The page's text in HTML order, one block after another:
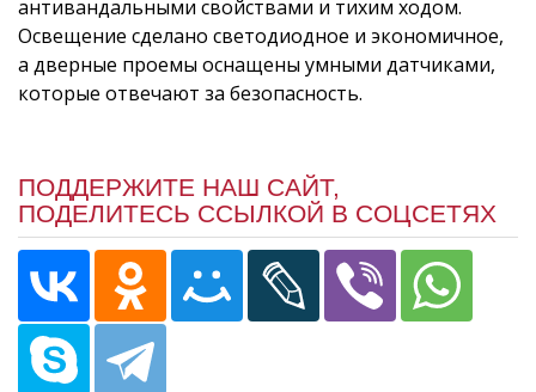
антивандальными свойствами и тихим ходом.
Освещение сделано светодиодное и экономичное,
а дверные проемы оснащены умными датчиками,
которые отвечают за безопасность.
ПОДДЕРЖИТЕ НАШ САЙТ,
ПОДЕЛИТЕСЬ ССЫЛКОЙ В СОЦСЕТЯХ